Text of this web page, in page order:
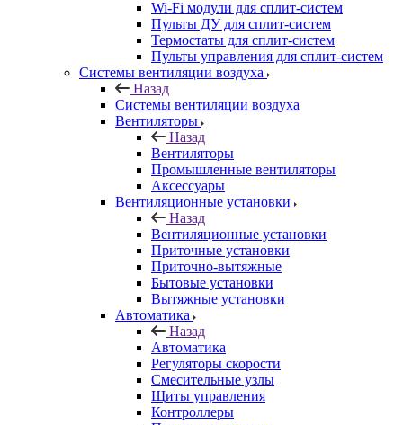
Wi-Fi модули для сплит-систем
Пульты ДУ для сплит-систем
Термостаты для сплит-систем
Пульты управления для сплит-систем
Системы вентиляции воздуха
Назад
Системы вентиляции воздуха
Вентиляторы
Назад
Вентиляторы
Промышленные вентиляторы
Аксессуары
Вентиляционные установки
Назад
Вентиляционные установки
Приточные установки
Приточно-вытяжные
Бытовые установки
Вытяжные установки
Автоматика
Назад
Автоматика
Регуляторы скорости
Смесительные узлы
Щиты управления
Контроллеры